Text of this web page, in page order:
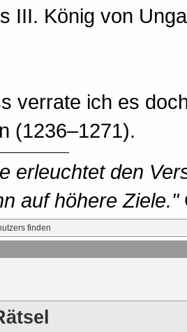
III. König von
verrate ich es
(1236–1271).
erleuchtet den
auf höhere Ziele."